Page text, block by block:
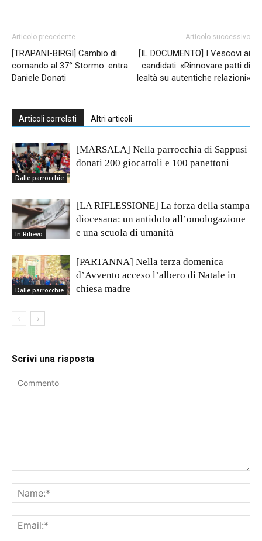
Articolo precedente
[TRAPANI-BIRGI] Cambio di
comando al 37° Stormo: entra
Daniele Donati
Articolo successivo
[IL DOCUMENTO] I Vescovi ai
candidati: «Rinnovare patti di
lealtà su autentiche relazioni»
Articoli correlati Altri articoli
Dalle parrocchie
[MARSALA] Nella parrocchia di Sappusi
donati 200 giocattoli e 100 panettoni
In Rilievo
[LA RIFLESSIONE] La forza della stampa
diocesana: un antidoto all’omologazione
e una scuola di umanità
Dalle parrocchie
[PARTANNA] Nella terza domenica
d’Avvento acceso l’albero di Natale in
chiesa madre
Scrivi una risposta